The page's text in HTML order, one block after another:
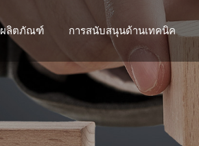
ผลิตภัณฑ์ การสนับสนุนด้านเทคนิค